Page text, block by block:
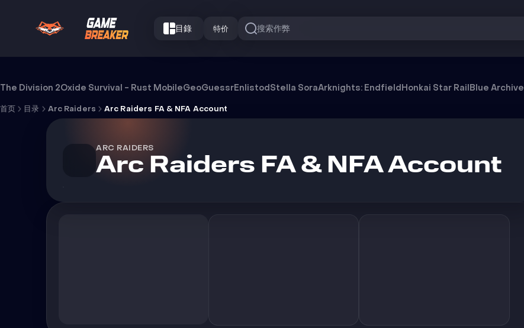
目錄 特价 搜索作弊
The Division 2Oxide Survival - Rust MobileGeoGuessrEnlistodStella SoraArknights: EndfieldHonkai Star RailBlue Archive
首页 目录 Arc Raiders Arc Raiders FA & NFA Account
ARC RAIDERS
Arc Raiders FA & NFA Account